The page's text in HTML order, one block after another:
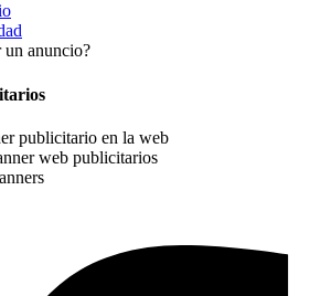
un anuncio?
publicitario en la web
web publicitarios